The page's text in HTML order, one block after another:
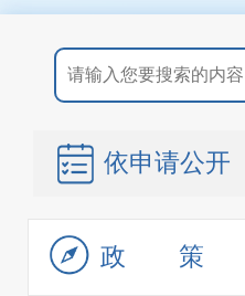
依申请公开
政策